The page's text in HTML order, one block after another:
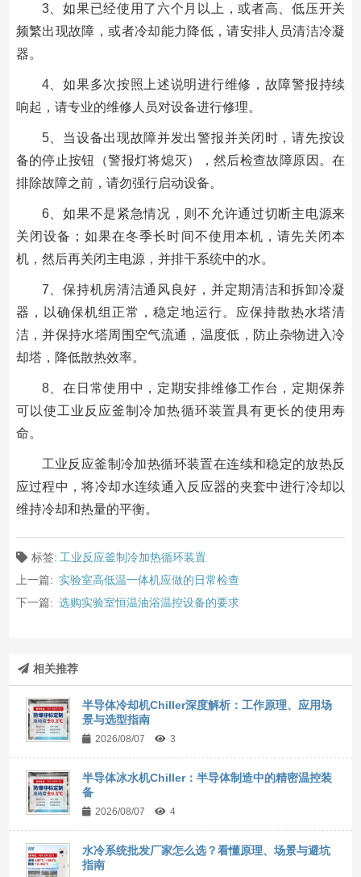
3、如果已经使用了六个月以上，或者高、低压开关
频繁出现故障，或者冷却能力降低，请安排人员清洁冷凝
器。
4、如果多次按照上述说明进行维修，故障警报持续
响起，请专业的维修人员对设备进行修理。
5、当设备出现故障并发出警报并关闭时，请先按设
备的停止按钮（警报灯将熄灭），然后检查故障原因。在
排除故障之前，请勿强行启动设备。
6、如果不是紧急情况，则不允许通过切断主电源来
关闭设备；如果在冬季长时间不使用本机，请先关闭本
机，然后再关闭主电源，并排干系统中的水。
7、保持机房清洁通风良好，并定期清洁和拆卸冷凝
器，以确保机组正常，稳定地运行。应保持散热水塔清
洁，并保持水塔周围空气流通，温度低，防止杂物进入冷
却塔，降低散热效率。
8、在日常使用中，定期安排维修工作台，定期保养
可以使工业反应釜制冷加热循环装置具有更长的使用寿
命。
工业反应釜制冷加热循环装置在连续和稳定的放热反
应过程中，将冷却水连续通入反应器的夹套中进行冷却以
维持冷却和热量的平衡。
标签: 工业反应釜制冷加热循环装置
上一篇: 实验室高低温一体机应做的日常检查
下一篇: 选购实验室恒温油浴温控设备的要求
相关推荐
半导体冷却机Chiller深度解析：工作原理、应用场
景与选型指南
2026/08/07 3
半导体冰水机Chiller：半导体制造中的精密温控装
备
2026/08/07 4
水冷系统批发厂家怎么选？看懂原理、场景与避坑
指南